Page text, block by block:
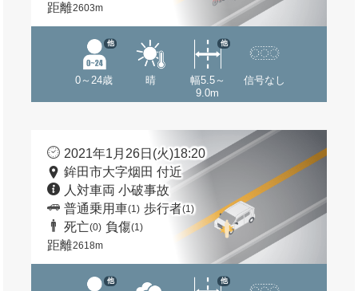
距離2603m
0～24歳
他
晴
幅5.5～
9.0m
他
信号なし
2021年1月26日(火)18:20
鉾田市大字烟田 付近
人対車両 小破事故
普通乗用車(1) 歩行者(1)
死亡(0) 負傷(1)
距離2618m
他 他